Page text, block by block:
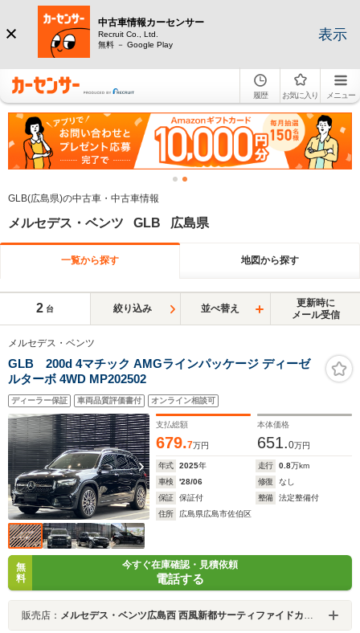
中古車情報カーセンサー
Recruit Co., Ltd.
無料 － Google Play
表示
履歴 お気に入り メニュー
GLB(広島県)の中古車・中古車情報
メルセデス・ベンツ GLB 広島県
一覧から探す 地図から探す
2 台 絞り込み 並べ替え
更新時に
メール受信
メルセデス・ベンツ
GLB 200d 4マチック AMGラインパッケージ ディーゼ
ルターボ 4WD MP202502
ディーラー保証 車両品質評価書付 オンライン相談可
支払総額
679.7万円
本体価格
651.0万円
年式 2025年 走行 0.8万km
車検
'28/06 修復
なし
保証
保証付 整備
法定整備付
住所
広島県広島市佐伯区
無
料
今すぐ在庫確認・見積依頼
電話する
販売店： メルセデス・ベンツ広島西 西風新都サーティファイドカーセンター